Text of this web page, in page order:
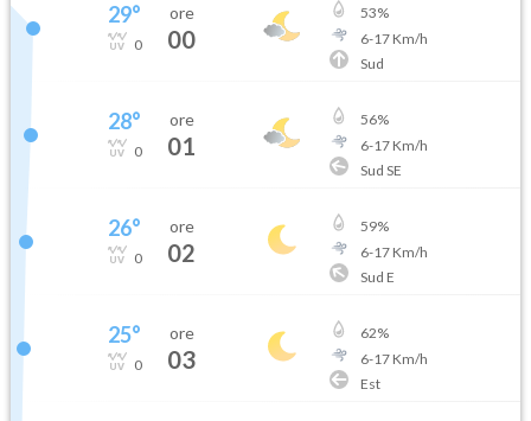
29°
0
ore
00
53%
6-17Km/h
Sud
28°
0
ore
01
56%
6-17Km/h
Sud SE
26°
0
ore
02
59%
6-17Km/h
Sud E
25°
0
ore
03
62%
6-17Km/h
Est